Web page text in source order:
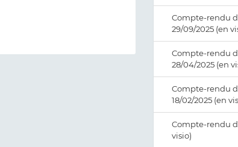
Compte-rendu
29/09/2025 (en
Compte-rendu
28/04/2025 (en
Compte-rendu
18/02/2025 (en
Compte-rendu
visio)